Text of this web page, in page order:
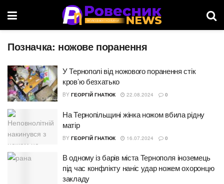
Позначка: ножове поранення
У Тернополі від ножового поранення стік
кров’ю безхатько
BY ГЕОРГІЙ ГНАТЮК 22.08.2024 0
На Тернопільщині жінка ножом вбила рідну
матір
BY ГЕОРГІЙ ГНАТЮК 16.07.2024 0
В одному із барів міста Тернополя іноземець
під час конфлікту наніс удар ножем охоронцю
закладу